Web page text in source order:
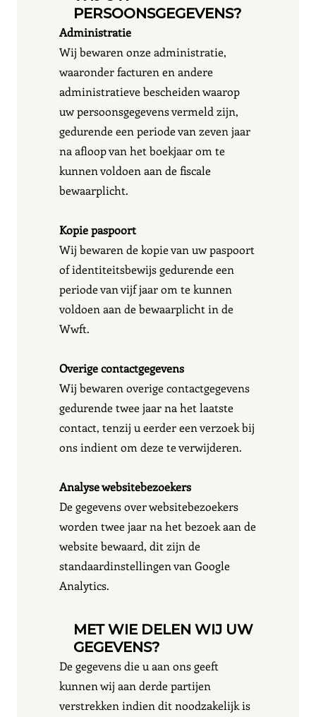
PERSOONSGEGEVENS?
Administratie
Wij bewaren onze administratie,
waaronder facturen en andere
administratieve bescheiden waarop
uw persoonsgegevens vermeld zijn,
gedurende een periode van zeven jaar
na afloop van het boekjaar om te
kunnen voldoen aan de fiscale
bewaarplicht.
Kopie paspoort
Wij bewaren de kopie van uw paspoort
of identiteitsbewijs gedurende een
periode van vijf jaar om te kunnen
voldoen aan de bewaarplicht in de
Wwft.
Overige contactgegevens
Wij bewaren overige contactgegevens
gedurende twee jaar na het laatste
contact, tenzij u eerder een verzoek bij
ons indient om deze te verwijderen.
Analyse websitebezoekers
De gegevens over websitebezoekers
worden twee jaar na het bezoek aan de
website bewaard, dit zijn de
standaardinstellingen van Google
Analytics.
MET WIE DELEN WIJ UW
GEGEVENS?
De gegevens die u aan ons geeft
kunnen wij aan derde partijen
verstrekken indien dit noodzakelijk is